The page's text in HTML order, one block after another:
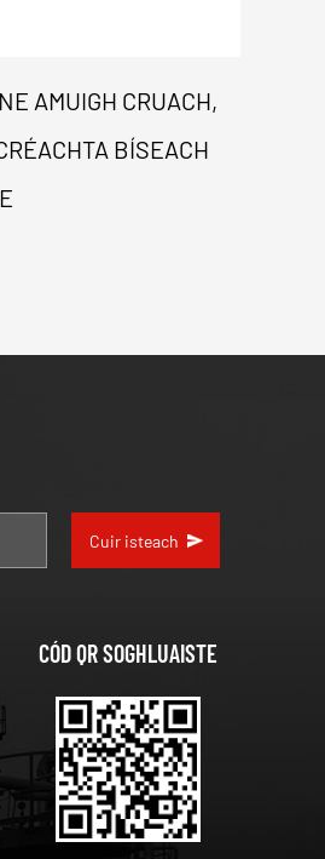
AMUIGH CRUACH,
BÍSEACH
Cuir isteach
CÓD QR SOGHLUAISTE